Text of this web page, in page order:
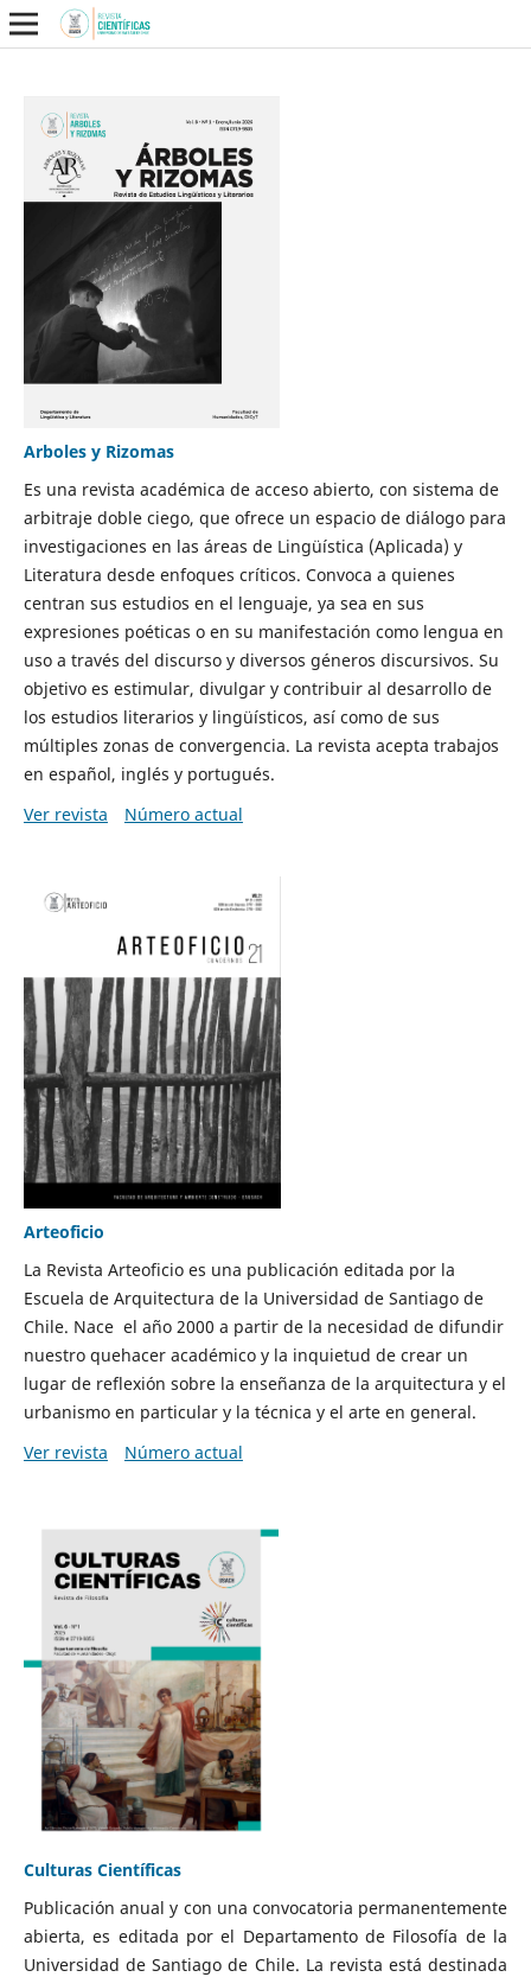
Arboles y Rizomas
Es una revista académica de acceso abierto, con sistema de
arbitraje doble ciego, que ofrece un espacio de diálogo para
investigaciones en las áreas de Lingüística (Aplicada) y
Literatura desde enfoques críticos. Convoca a quienes
centran sus estudios en el lenguaje, ya sea en sus
expresiones poéticas o en su manifestación como lengua en
uso a través del discurso y diversos géneros discursivos. Su
objetivo es estimular, divulgar y contribuir al desarrollo de
los estudios literarios y lingüísticos, así como de sus
múltiples zonas de convergencia. La revista acepta trabajos
en español, inglés y portugués.
Ver revista
Número actual
Arteoficio
La Revista Arteoficio es una publicación editada por la
Escuela de Arquitectura de la Universidad de Santiago de
Chile. Nace el año 2000 a partir de la necesidad de difundir
nuestro quehacer académico y la inquietud de crear un
lugar de reflexión sobre la enseñanza de la arquitectura y el
urbanismo en particular y la técnica y el arte en general.
Ver revista
Número actual
Culturas Científicas
Publicación anual y con una convocatoria permanentemente
abierta, es editada por el Departamento de Filosofía de la
Universidad de Santiago de Chile. La revista está destinada